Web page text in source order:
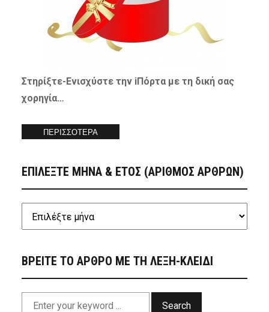
Στηρίξτε-Ενισχύστετην iΠόρτα με τη δική σας
χορηγία…
ΠΕΡΙΣΣΟΤΕΡΑ
ΕΠΙΛΕΞΤΕ ΜΗΝΑ & ΕΤΟΣ (ΑΡΙΘΜΟΣ ΑΡΘΡΩΝ)
ΒΡΕΙΤΕ ΤΟ ΑΡΘΡΟ ΜΕ ΤΗ ΛΕΞΗ-ΚΛΕΙΔΙ
Search